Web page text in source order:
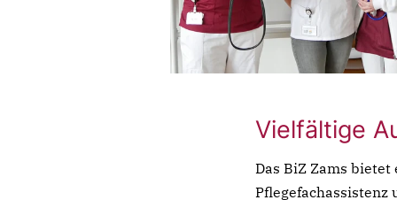
Vielfältige
Das BiZ Zams
Pflegefachassistenz